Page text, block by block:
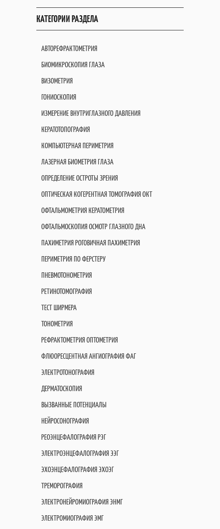
КАТЕГОРИИ РАЗДЕЛА
АВТОРЕФРАКТОМЕТРИЯ
БИОМИКРОСКОПИЯ ГЛАЗА
ВИЗОМЕТРИЯ
ГОНИОСКОПИЯ
ИЗМЕРЕНИЕ ВНУТРИГЛАЗНОГО ДАВЛЕНИЯ
КЕРАТОТОПОГРАФИЯ
КОМПЬЮТЕРНАЯ ПЕРИМЕТРИЯ
ЛАЗЕРНАЯ БИОМЕТРИЯ ГЛАЗА
ОПРЕДЕЛЕНИЕ ОСТРОТЫ ЗРЕНИЯ
ОПТИЧЕСКАЯ КОГЕРЕНТНАЯ ТОМОГРАФИЯ OКT
ОФТАЛЬМОМЕТРИЯ КЕРАТОМЕТРИЯ
ОФТАЛЬМОСКОПИЯ ОСМОТР ГЛАЗНОГО ДНА
ПАХИМЕТРИЯ РОГОВИЧНАЯ ПАХИМЕТРИЯ
ПЕРИМЕТРИЯ ПО ФЕРСТЕРУ
ПНЕВМОТОНОМЕТРИЯ
РЕТИНОТОМОГРАФИЯ
ТЕСТ ШИРМЕРА
ТОНОМЕТРИЯ
РЕФРАКТОМЕТРИЯ ОПТОМЕТРИЯ
ФЛЮОРЕСЦЕНТНАЯ АНГИОГРАФИЯ ФАГ
ЭЛЕКТРОТОНОГРАФИЯ
ДЕРМАТОСКОПИЯ
ВЫЗВАННЫЕ ПОТЕНЦИАЛЫ
НЕЙРОСОНОГРАФИЯ
РЕОЭНЦЕФАЛОГРАФИЯ РЭГ
ЭЛЕКТРОЭНЦЕФАЛОГРАФИЯ ЭЭГ
ЭХОЭНЦЕФАЛОГРАФИЯ ЭХОЭГ
ТРЕМОРОГРАФИЯ
ЭЛЕКТРОНЕЙРОМИОГРАФИЯ ЭНМГ
ЭЛЕКТРОМИОГРАФИЯ ЭМГ